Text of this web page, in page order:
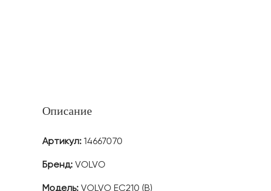
Описание
Артикул: 14667070
Бренд: VOLVO
Модель: VOLVO EC210 (B)